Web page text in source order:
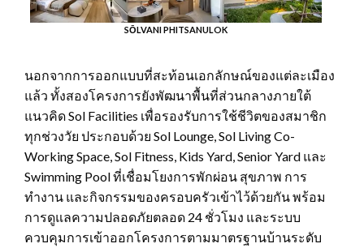
SŌLVANI PHITSANULOK
นอกจากการออกแบบที่สะท้อนเอกลักษณ์ของแต่ละเมือง
แล้ว ทั้งสองโครงการยังพัฒนาพื้นที่ส่วนกลางภายใต้
แนวคิด Sol Facilities เพื่อรองรับการใช้ชีวิตของสมาชิก
ทุกช่วงวัย ประกอบด้วย Sol Lounge, Sol Living Co-
Working Space, Sol Fitness, Kids Yard, Senior Yard และ
Swimming Pool ที่เชื่อมโยงการพักผ่อน สุขภาพ การ
ทำงาน และกิจกรรมของครอบครัวเข้าไว้ด้วยกัน พร้อม
การดูแลความปลอดภัยตลอด 24 ชั่วโมง และระบบ
ควบคุมการเข้าออกโครงการตามมาตรฐานบ้านระดับ